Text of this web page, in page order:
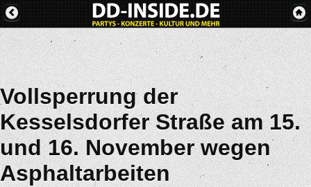
Vollsperrung der
Kesselsdorfer Straße am 15.
und 16. November wegen
Asphaltarbeiten